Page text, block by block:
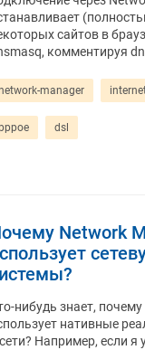
сайтов в
комментируя
manager
dsl
Network
нибудь знает,
нативные
Например, если я